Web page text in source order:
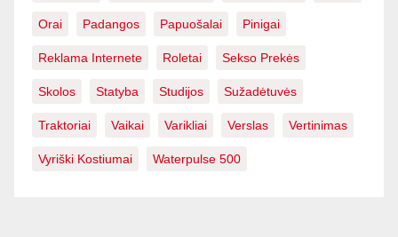
Orai Padangos Papuošalai Pinigai
Reklama Internete Roletai Sekso Prekės
Skolos Statyba Studijos Sužadėtuvės
Traktoriai Vaikai Varikliai Verslas Vertinimas
Vyriški Kostiumai Waterpulse 500